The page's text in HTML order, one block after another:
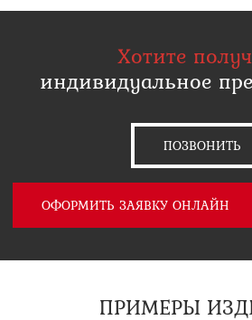
Хотите
индивидуальное
ПОЗВОНИТЬ
ОФОРМИТЬ ЗАЯВКУ ОНЛАЙН
ПРИМЕРЫ